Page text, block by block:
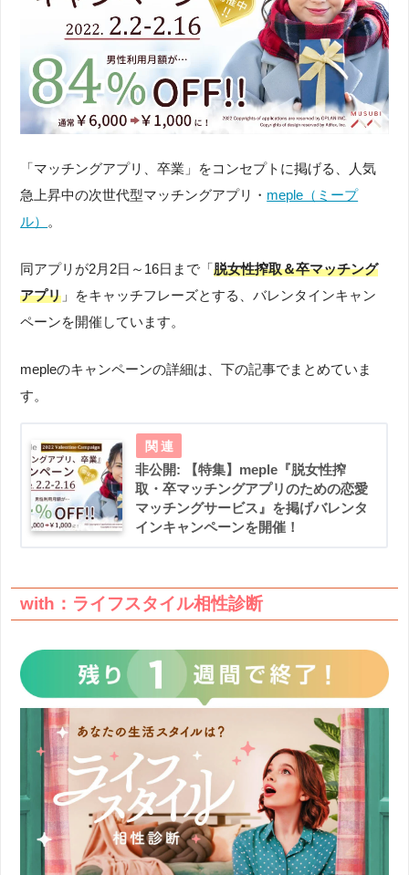
「マッチングアプリ、卒業」をコンセプトに掲げる、人気
急上昇中の次世代型マッチングアプリ・ meple（ミープ
ル）
。
同アプリが2月2日～16日まで「脱女性搾取＆卒マッチング
アプリ 」をキャッチフレーズとする、バレンタインキャン
ペーンを開催しています。
mepleのキャンペーンの詳細は、下の記事でまとめていま
す。
非公開: 【特集】meple『脱女性搾
取・卒マッチングアプリのための恋愛
マッチングサービス』を掲げバレンタ
インキャンペーンを開催！
with：ライフスタイル相性診断